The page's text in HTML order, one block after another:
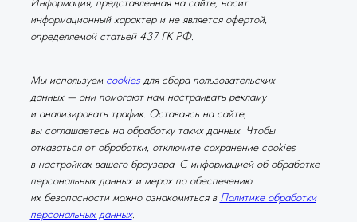
Мы используем cookiesдля сбора пользовательских
данных — они помогают нам настраивать рекламу
и анализировать трафик. Оставаясь на сайте,
вы соглашаетесь на обработку таких данных. Чтобы
отказаться от обработки, отключите сохранение cookies
в настройках вашего браузера. С информацией об обработке
персональных данных и мерах по обеспечению
их безопасности можно ознакомиться в Политике обработки
персональных данных.
Информация, представленная на сайте, носит
информационный характер и не является офертой,
определяемой статьей 437 ГК РФ.